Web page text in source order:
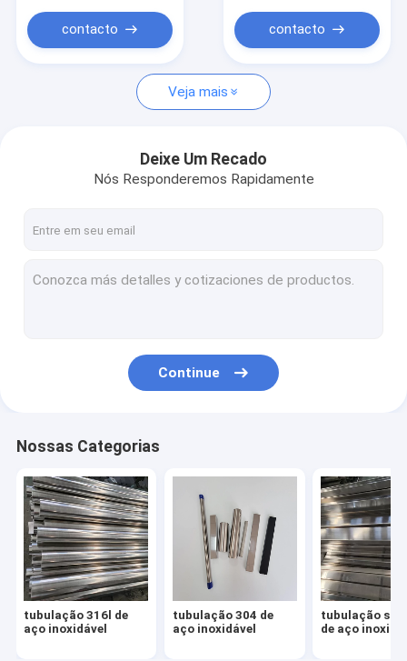
tubulação 316l de aço inoxidável
tubulação 304 de aço inoxidável
os ss sem emenda conduzem
Folha de metal de aço inoxidável
folha de aço inoxidável do espelho
Tubulação da liga de alumínio
Folha da liga de alumínio
Bobina da liga de alumínio
encaixes de aço inoxidável
contacto contacto
Veja mais
Deixe Um Recado
Nós Responderemos Rapidamente
Continue
Nossas Categorias
tubulação 316l de
aço inoxidável
tubulação 304 de
aço inoxidável
tubulação
de aço